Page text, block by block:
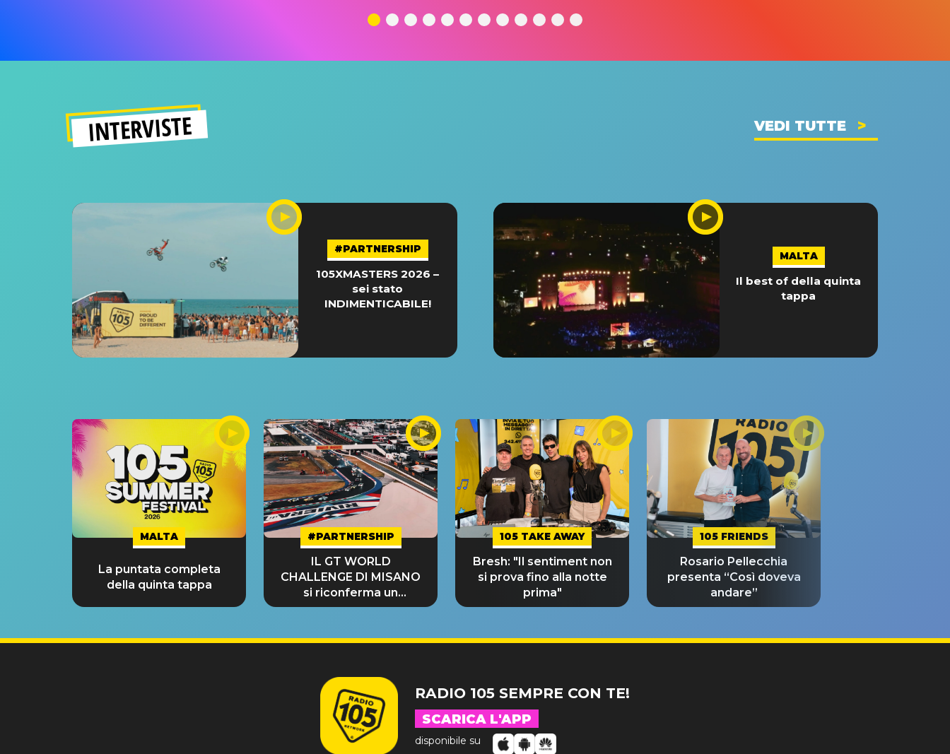
INTERVISTE VEDI TUTTE
#PARTNERSHIP
105XMASTERS 2026 –
sei stato
INDIMENTICABILE!
MALTA
Il best of della quinta
tappa
MALTA
La puntata completa
della quinta tappa
#PARTNERSHIP
IL GT WORLD
CHALLENGE DI MISANO
si riconferma un
GRANDE SUCCESSO!
105 TAKE AWAY
Bresh: "Il sentiment non
si prova fino alla notte
prima"
105 FRIENDS
Rosario Pellecchia
presenta “Così doveva
andare”
RADIO 105 SEMPRE CON TE!
SCARICA L'APP
disponibile su